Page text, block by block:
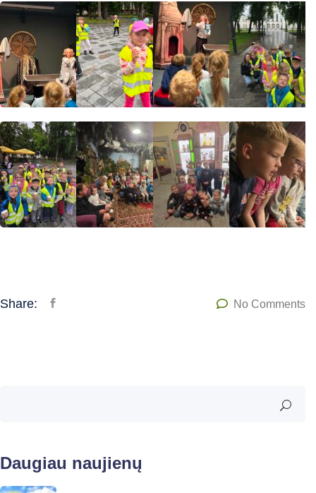
Share: No Comments
Daugiau naujienų